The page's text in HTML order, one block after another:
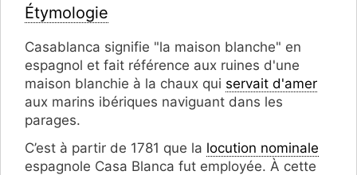
Étymologie
Casablanca signifie "la maison blanche" en
espagnol et fait référence aux ruines d'une
maison blanchie à la chaux qui servait d'amer
aux marins ibériques naviguant dans les
parages.
C’est à partir de 1781 que la locution nominale
espagnole Casa Blanca fut employée. À cette